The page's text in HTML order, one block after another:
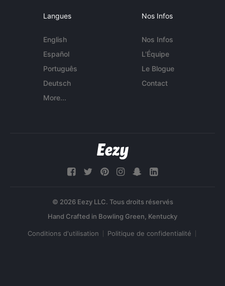
Langues
English
Español
Português
Deutsch
More...
Nos Infos
Nos Infos
L'Équipe
Le Blogue
Contact
© 2026 Eezy LLC. Tous droits réservés
Conditions d'utilisation Politique de confidentialité